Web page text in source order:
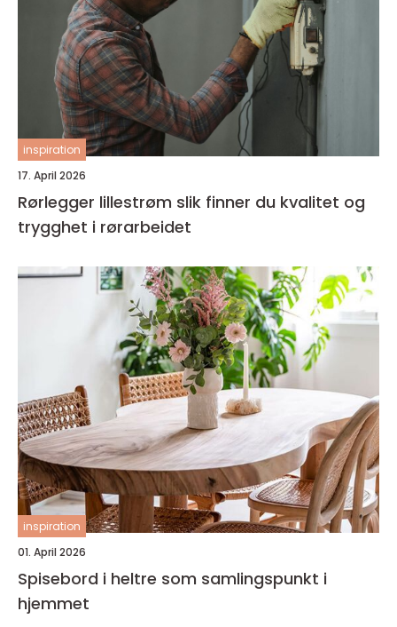
inspiration
17. April 2026
Rørlegger lillestrøm slik finner du kvalitet og
trygghet i rørarbeidet
inspiration
01. April 2026
Spisebord i heltre som samlingspunkt i
hjemmet